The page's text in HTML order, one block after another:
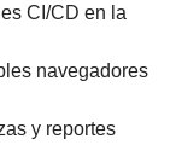
CI/CD en la
navegadores
y reportes